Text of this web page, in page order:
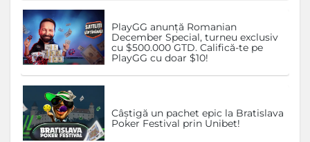
PlayGG anunță Romanian
December Special, turneu exclusiv
cu $500.000 GTD. Califică-te pe
PlayGG cu doar $10!
Câștigă un pachet epic la Bratislava
Poker Festival prin Unibet!